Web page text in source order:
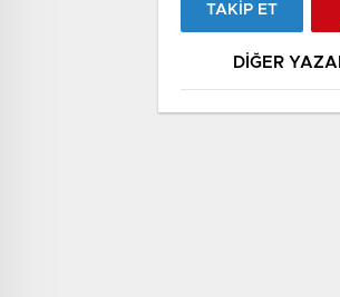
TAKİP ET
DİĞER